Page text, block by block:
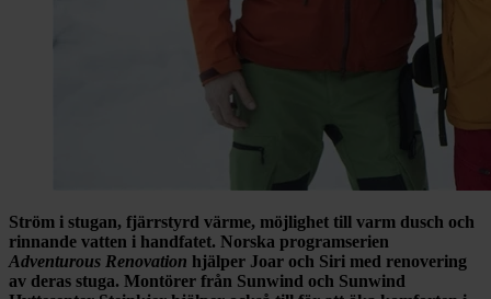
Ström i stugan, fjärrstyrd värme, möjlighet till varm dusch och
rinnande vatten i handfatet. Norska programserien
Adventurous Renovation hjälper Joar och Siri med renovering
av deras stuga. Montörer från Sunwind och Sunwind